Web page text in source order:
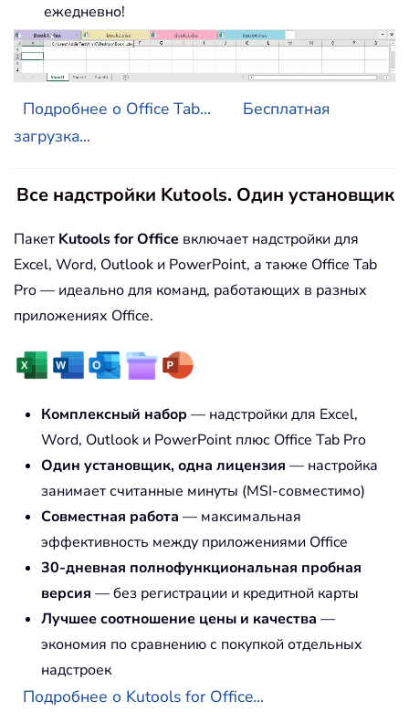
ежедневно!
Подробнее о Office Tab...
Бесплатная
загрузка...
Все надстройки Kutools. Один установщик
Пакет Kutools for Office включает надстройки для
Excel, Word, Outlook и PowerPoint, а также Office Tab
Pro — идеально для команд, работающих в разных
приложениях Office.
Комплексный набор — надстройки для Excel,
Word, Outlook и PowerPoint плюс Office Tab Pro
Один установщик, одна лицензия — настройка
занимает считанные минуты (MSI-совместимо)
Совместная работа — максимальная
эффективность между приложениями Office
30-дневная полнофункциональная пробная
версия — без регистрации и кредитной карты
Лучшее соотношение цены и качества —
экономия по сравнению с покупкой отдельных
надстроек
Подробнее о Kutools for Office...